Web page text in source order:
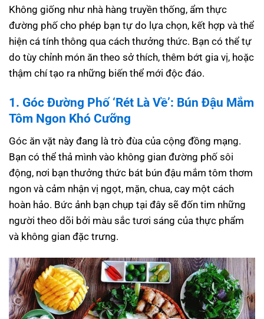
Không giống như nhà hàng truyền thống, ẩm thực
đường phố cho phép bạn tự do lựa chọn, kết hợp và thể
hiện cá tính thông qua cách thưởng thức. Bạn có thể tự
do tùy chỉnh món ăn theo sở thích, thêm bớt gia vị, hoặc
thậm chí tạo ra những biến thể mới độc đáo.
1. Góc Đường Phố ‘Rét Là Về’: Bún Đậu Mắm
Tôm Ngon Khó Cưỡng
Góc ăn vặt này đang là trò đùa của cộng đồng mạng.
Bạn có thể thả mình vào không gian đường phố sôi
động, nơi bạn thưởng thức bát bún đậu mắm tôm thơm
ngon và cảm nhận vị ngọt, mặn, chua, cay một cách
hoàn hảo. Bức ảnh bạn chụp tại đây sẽ đốn tim những
người theo dõi bởi màu sắc tươi sáng của thực phẩm
và không gian đặc trưng.